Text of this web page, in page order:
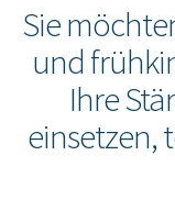
Sie
und
Ihre
einsetzen,